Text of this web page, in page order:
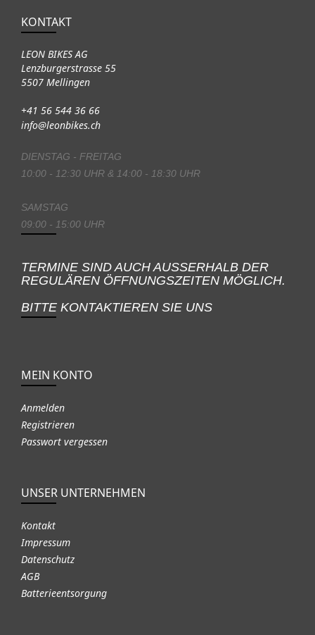
KONTAKT
LEON BIKES AG
Lenzburgerstrasse 55
5507 Mellingen
+41 56 544 36 66
info@leonbikes.ch
DIENSTAG - FREITAG
10:00 - 12:30 UHR & 14:00 - 18:30 UHR
SAMSTAG
09:00 - 15:00 UHR
TERMINE SIND AUCH AUSSERHALB DER
REGULÄREN ÖFFNUNGSZEITEN MÖGLICH.
BITTE KONTAKTIEREN SIE UNS
MEIN KONTO
Anmelden
Registrieren
Passwort vergessen
UNSER UNTERNEHMEN
Kontakt
Impressum
Datenschutz
AGB
Batterieentsorgung